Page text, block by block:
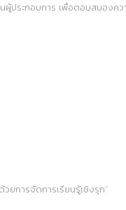
ประกอบการ เพื่อตอบสนองค
การจัดการเรียนรู้เชิงรุก”